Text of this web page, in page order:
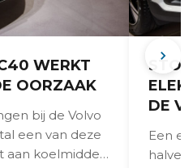
WERKT
OORZAAK
bij de Volvo
een van deze
aan koelmiddel,
DE
Een